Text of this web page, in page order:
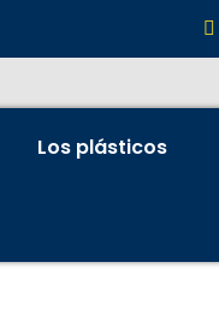
Los plásticos